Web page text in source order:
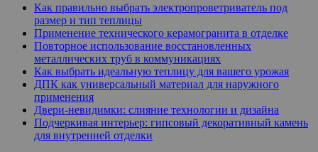
Как правильно выбрать электропроветриватель под
размер и тип теплицы
Применение технического керамогранита в отделке
Повторное использование восстановленных
металлических труб в коммуникациях
Как выбрать идеальную теплицу для вашего урожая
ДПК как универсальный материал для наружного
применения
Двери-невидимки: слияние технологии и дизайна
Подчеркивая интерьер: гипсовый декоративный камень
для внутренней отделки